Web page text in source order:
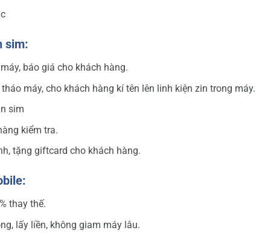
sim:
báo giá cho khách hàng.
máy, cho khách hàng kí tên lên linh kiện zin trong máy.
sim
kiểm tra.
tặng giftcard cho khách hàng.
thay thế.
lấy liền, không giam máy lâu.